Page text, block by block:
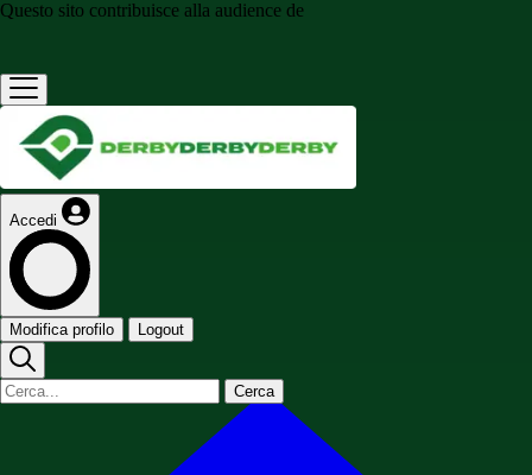
Questo sito contribuisce alla audience de
Accedi
Modifica profilo Logout
Cerca